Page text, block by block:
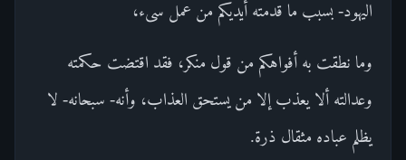
اليهود- بسبب ما قدمته أيديكم من عمل سىء،
وما نطقت به أفواهكم من قول منكر، فقد اقتضت حكمته
وعدالته ألا يعذب إلا من يستحق العذاب، وأنه- سبحانه- لا
يظلم عباده مثقال ذرة.